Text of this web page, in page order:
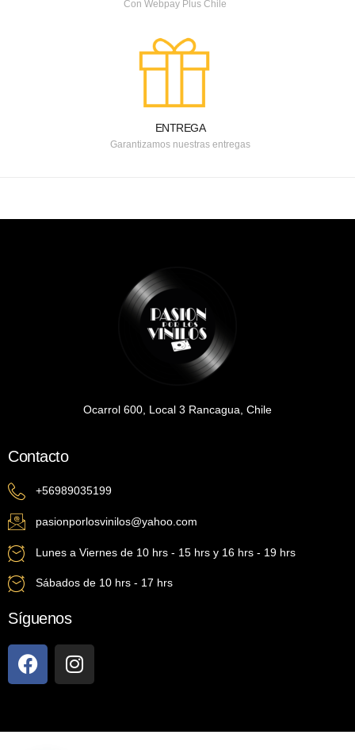
Con Webpay Plus Chile
ENTREGA
Garantizamos nuestras entregas
Ocarrol 600, Local 3 Rancagua, Chile
Contacto
+56989035199
pasionporlosvinilos@yahoo.com
Lunes a Viernes de 10 hrs - 15 hrs y 16 hrs - 19 hrs
Sábados de 10 hrs - 17 hrs
Síguenos